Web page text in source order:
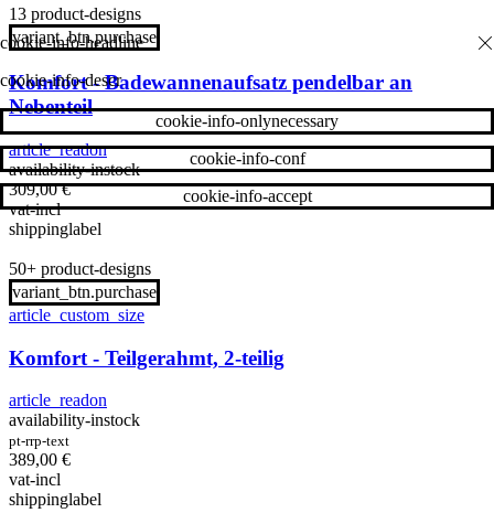
13 product-designs
variant_btn.purchase
Komfort - Badewannenaufsatz pendelbar an
Nebenteil
article_readon
availability-instock
309,00€
vat-incl
shippinglabel
50+ product-designs
variant_btn.purchase
article_custom_size
Komfort - Teilgerahmt, 2-teilig
article_readon
availability-instock
pt-rrp-text
389,00 €
vat-incl
shippinglabel
cookie-info-descr
cookie-info-accept
cookie-info-conf
cookie-info-onlynecessary